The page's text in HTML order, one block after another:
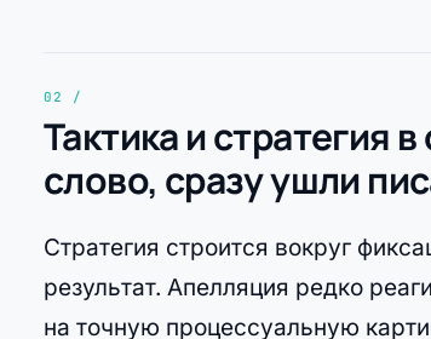
Тактика и стратегия
слово, сразу ушли
Стратегия строится вокруг
результат. Апелляция редко
на точную процессуальную